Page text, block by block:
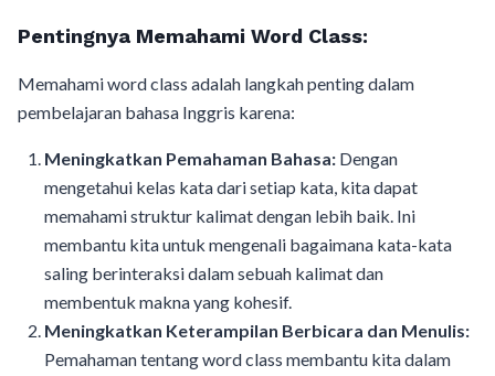
Pentingnya Memahami Word Class:
Memahami word class adalah langkah penting dalam
pembelajaran bahasa Inggris karena:
Meningkatkan Pemahaman Bahasa: Dengan
mengetahui kelas kata dari setiap kata, kita dapat
memahami struktur kalimat dengan lebih baik. Ini
membantu kita untuk mengenali bagaimana kata-kata
saling berinteraksi dalam sebuah kalimat dan
membentuk makna yang kohesif.
Meningkatkan Keterampilan Berbicara dan Menulis:
Pemahaman tentang word class membantu kita dalam